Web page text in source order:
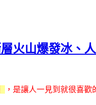
火山爆發冰、
，是讓人一見到就很喜